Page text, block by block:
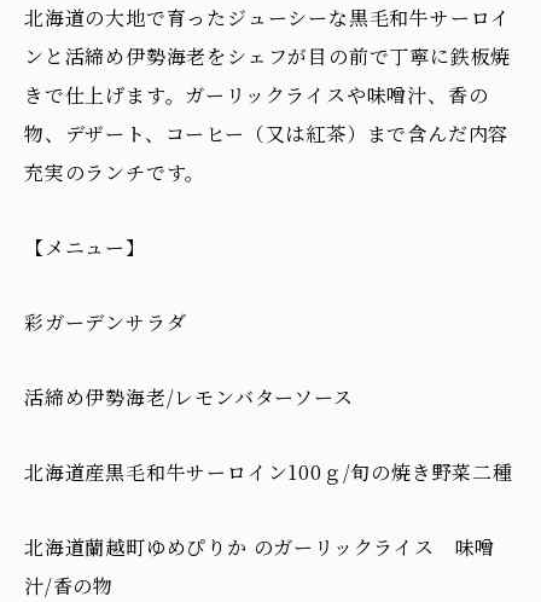
北海道の大地で育ったジューシーな黒毛和牛サーロイ
ンと活締め伊勢海老をシェフが目の前で丁寧に鉄板焼
きで仕上げます。ガーリックライスや味噌汁、香の
物、デザート、コーヒー（又は紅茶）まで含んだ内容
充実のランチです。
【メニュー】
彩ガーデンサラダ
活締め伊勢海老/レモンバターソース
北海道産黒毛和牛サーロイン100ｇ/旬の焼き野菜二種
北海道蘭越町ゆめぴりか のガーリックライス 味噌
汁/香の物